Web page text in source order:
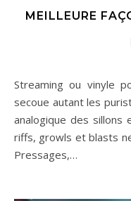
MEILLEURE
Streaming ou vinyle pour le heavy metal ? La question
secoue autant les
analogique des
riffs, growls et blasts
Pressages,…